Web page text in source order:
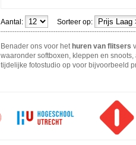
Aantal: Sorteer op:
Benader ons voor het huren van flitsers
waaronder softboxen, kleppen en
tijdelijke fotostudio op voor bijvoorbeeld
over
Onze studioflitsers zijn prima geschikt voor
monolight flitsers. Ze zijn traploos
belicht is om alle instellingen in orde te